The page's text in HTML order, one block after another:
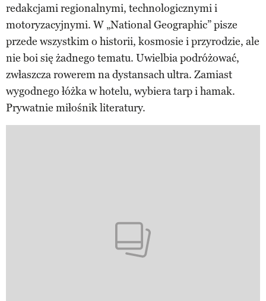
redakcjami regionalnymi, technologicznymi i
motoryzacyjnymi. W „National Geographic” pisze
przede wszystkim o historii, kosmosie i przyrodzie, ale
nie boi się żadnego tematu. Uwielbia podróżować,
zwłaszcza rowerem na dystansach ultra. Zamiast
wygodnego łóżka w hotelu, wybiera tarp i hamak.
Prywatnie miłośnik literatury.